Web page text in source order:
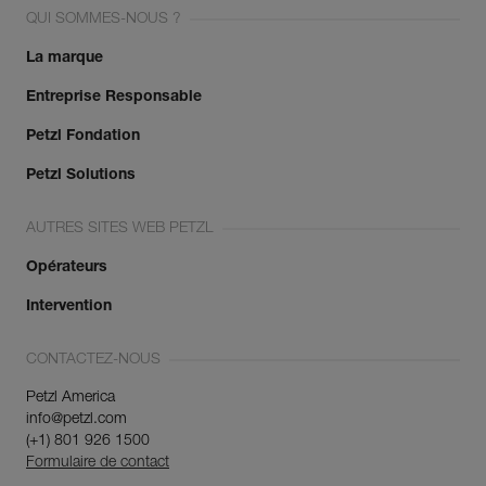
QUI SOMMES-NOUS ?
La marque
Entreprise Responsable
Petzl Fondation
Petzl Solutions
AUTRES SITES WEB PETZL
Opérateurs
Intervention
CONTACTEZ-NOUS
Petzl America
info@petzl.com
(+1) 801 926 1500
Formulaire de contact